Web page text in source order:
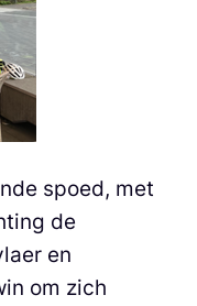
spoed, met
de
en
om zich